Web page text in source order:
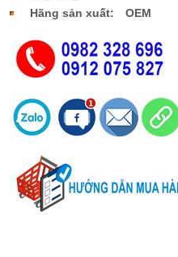
Hãng sản xuất:
OEM